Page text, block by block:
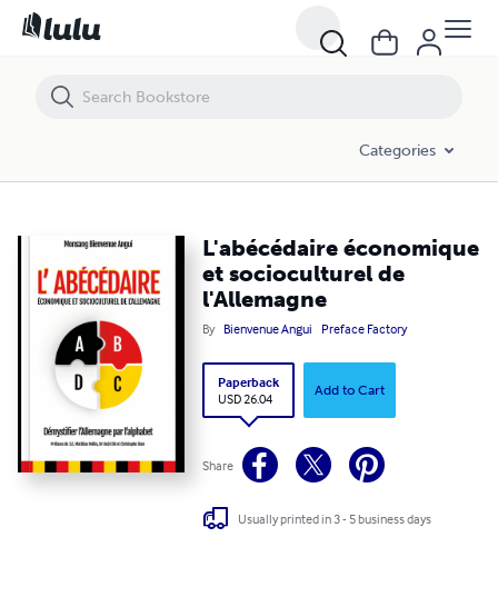
Categories
L'abécédaire économique
et socioculturel de
l'Allemagne
By Bienvenue Angui Preface Factory
Paperback
USD 26.04
Add to Cart
Share
Usually printed in 3 - 5 business days